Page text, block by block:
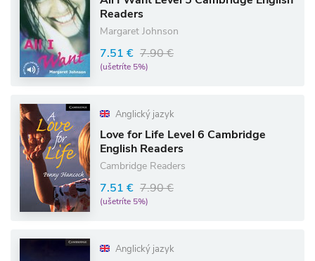
Readers
Margaret Johnson
7.51 € 7.90 €
(ušetríte 5%)
Anglický jazyk
Love for Life Level 6 Cambridge
English Readers
Cambridge Readers
7.51 € 7.90 €
(ušetríte 5%)
Anglický jazyk